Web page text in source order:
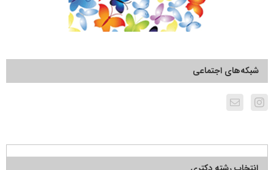
شبکه‌های اجتماعی